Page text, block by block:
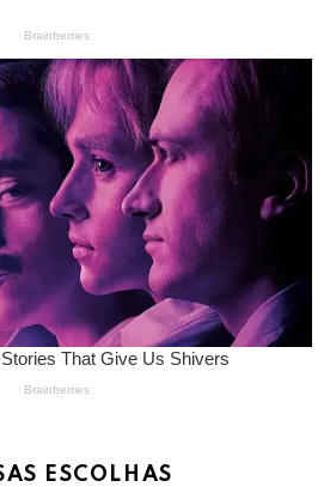
ESCOLHAS